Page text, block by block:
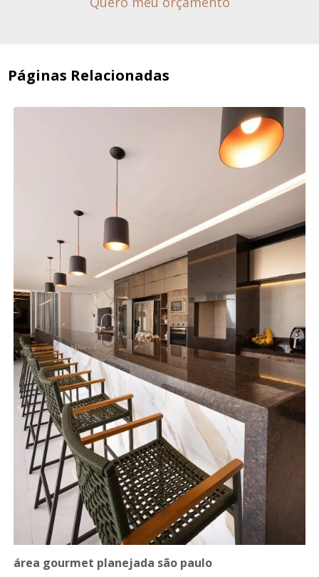
Páginas Relacionadas
área gourmet planejada são paulo